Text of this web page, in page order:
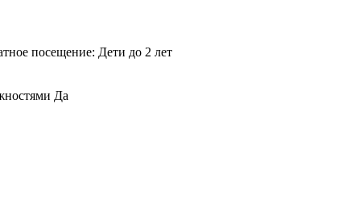
посещение: Дети до 2 лет
Да